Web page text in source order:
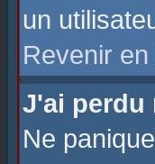
un
Revenir
J'ai perdu
Ne